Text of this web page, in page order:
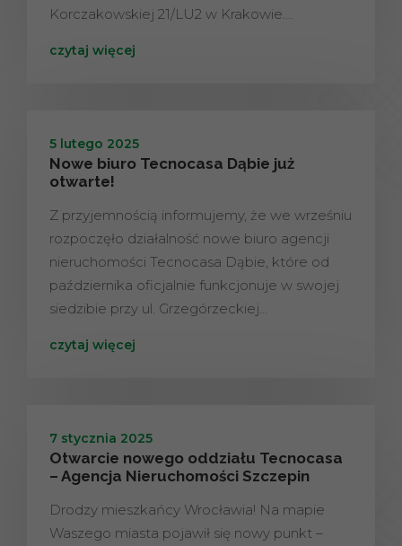
Korczakowskiej 21/LU2 w Krakowie.…
czytaj więcej
5 lutego 2025
Nowe biuro Tecnocasa Dąbie już
otwarte!
Z przyjemnością informujemy, że we wrześniu
rozpoczęło działalność nowe biuro agencji
nieruchomości Tecnocasa Dąbie, które od
października oficjalnie funkcjonuje w swojej
siedzibie przy ul. Grzegórzeckiej…
czytaj więcej
7 stycznia 2025
Otwarcie nowego oddziału Tecnocasa
– Agencja Nieruchomości Szczepin
Drodzy mieszkańcy Wrocławia! Na mapie
Waszego miasta pojawił się nowy punkt –